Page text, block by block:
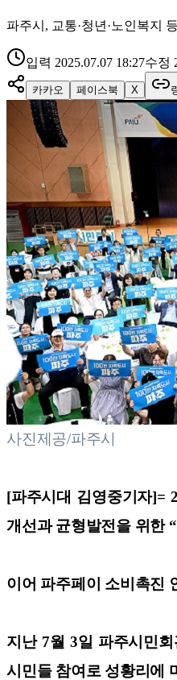
파주시, 교통·청년·노인복지
입력 2025.07.07 18:27수정
카카오 페이스북 X
사진제공/파주시
[파주시대 김영중기자]=
개선과 균형발전을 위한
이어 파주페이 소비촉진
지난 7월 3일 파주시민
시민들 참여로 성황리에